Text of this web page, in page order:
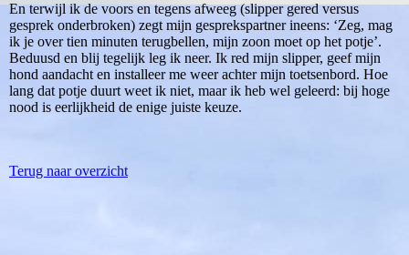
En terwijl ik de voors en tegens afweeg (slipper gered versus
gesprek onderbroken) zegt mijn gesprekspartner ineens: ‘Zeg, mag
ik je over tien minuten terugbellen, mijn zoon moet op het potje’.
Beduusd en blij tegelijk leg ik neer. Ik red mijn slipper, geef mijn
hond aandacht en installeer me weer achter mijn toetsenbord. Hoe
lang dat potje duurt weet ik niet, maar ik heb wel geleerd: bij hoge
nood is eerlijkheid de enige juiste keuze.
Terug naar overzicht